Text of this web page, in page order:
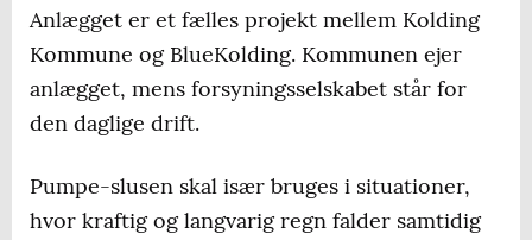
Anlægget er et fælles projekt mellem Kolding
Kommune og BlueKolding. Kommunen ejer
anlægget, mens forsyningsselskabet står for
den daglige drift.
Pumpe-slusen skal især bruges i situationer,
hvor kraftig og langvarig regn falder samtidig